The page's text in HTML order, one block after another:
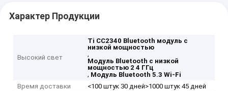
Характер Продукции
Высокий свет
Ti CC2340 Bluetooth модуль с
низкой мощностью
,
Модуль Bluetooth с низкой
мощностью 2 4 ГГц
, Модуль Bluetooth 5.3 Wi-Fi
Время доставки
<100 штук 30 дней>1000 штук 45 дней